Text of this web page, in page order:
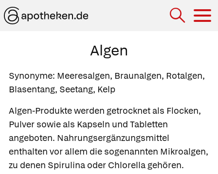
Algen
Synonyme: Meeresalgen, Braunalgen, Rotalgen,
Blasentang, Seetang, Kelp
Algen-Produkte werden getrocknet als Flocken,
Pulver sowie als Kapseln und Tabletten
angeboten. Nahrungsergänzungsmittel
enthalten vor allem die sogenannten Mikroalgen,
zu denen Spirulina oder Chlorella gehören.